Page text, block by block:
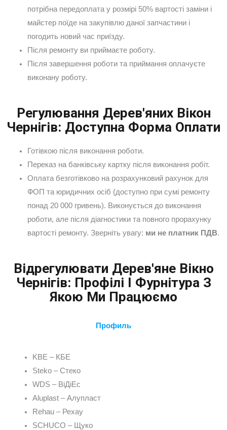
потрібна передоплата у розмірі 50% вартості заміни і
майстер поїде на закупівлю даної запчастини і
погодить новий час приїзду.
Після ремонту ви приймаєте роботу.
Після завершення роботи та приймання оплачуєте
виконану роботу.
Регулювання Дерев'яних Вікон
Чернігів: Доступна Форма Оплати
Готівкою після виконання роботи.
Переказ на банківську картку після виконання робіт.
Оплата безготівково на розрахунковий рахунок для
ФОП та юридичних осіб (доступно при сумі ремонту
понад 20 000 гривень). Виконується до виконання
роботи, але після діагностики та повного прорахунку
вартості ремонту. Зверніть увагу: ми не платник ПДВ.
Відрегулювати Дерев'яне Вікно
Чернігів: Профілі І Фурнітура З
Якою Ми Працюємо
Профиль
KBE – КБЕ
Steko – Стеко
WDS – ВіДіЕс
Aluplast – Алупласт
Rehau – Рехау
SCHUCO – Щуко